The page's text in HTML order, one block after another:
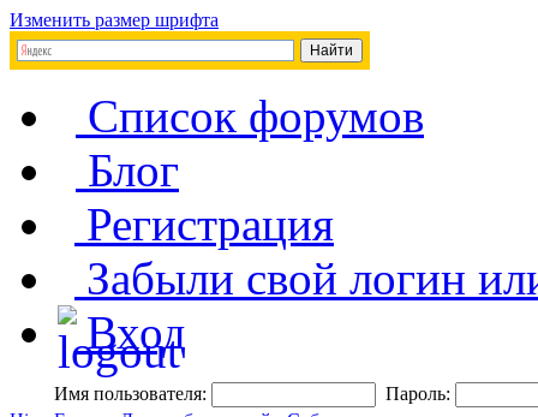
Изменить размер шрифта
Список форумов
Блог
Регистрация
Забыли свой логин
Вход
Имя пользователя:
Пароль: